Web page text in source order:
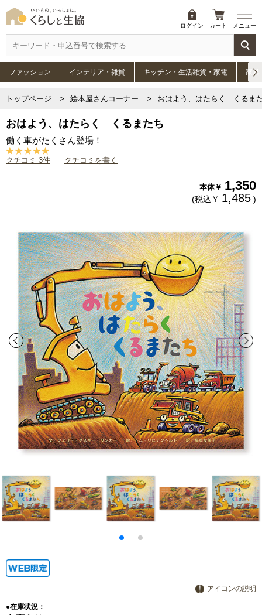
ログイン カート メニュー
ファッション インテリア・雑貨 キッチン・生活雑貨・家電 家具
トップページ 絵本屋さんコーナー おはよう、はたらく くるま
おはよう、はたらく くるまたち
働く車がたくさん登場！
クチコミ 3件 クチコミを書く
本体￥ 1,350
(税込￥ 1,485 )
アイコンの説明
●在庫状況：